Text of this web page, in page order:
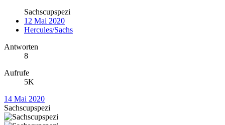
Sachscupspezi
12 Mai 2020
Hercules/Sachs
Antworten
8
Aufrufe
5K
14 Mai 2020
Sachscupspezi